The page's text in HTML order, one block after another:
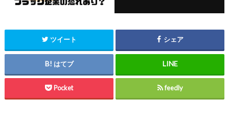
ツイート シェア
はてブ
Pocket feedly